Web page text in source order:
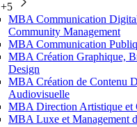
MBA Communication
Community Management
MBA Communication
MBA Création Graphique,
Design
MBA Création de Contenu
Audiovisuelle
MBA Direction Artistique et
MBA Luxe et Management